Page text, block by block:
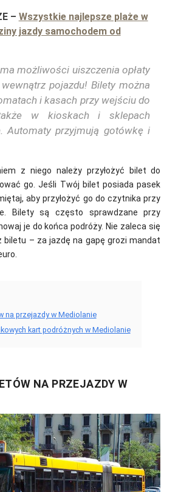
– Wszystkie najlepsze plaże w
jazdy samochodem od
możliwości uiszczenia opłaty
pojazdu! Bilety można
i kasach przy wejściu do
w kioskach i sklepach
Automaty przyjmują gotówkę i
z niego należy przyłożyć bilet do
go. Jeśli Twój bilet posiada pasek
aby przyłożyć go do czytnika przy
Bilety są często sprawdzane przy
je do końca podróży. Nie zaleca się
biletu – za jazdę na gapę grozi mandat
na przejazdy w Mediolanie
kart podróżnych w Mediolanie
NA PRZEJAZDY W